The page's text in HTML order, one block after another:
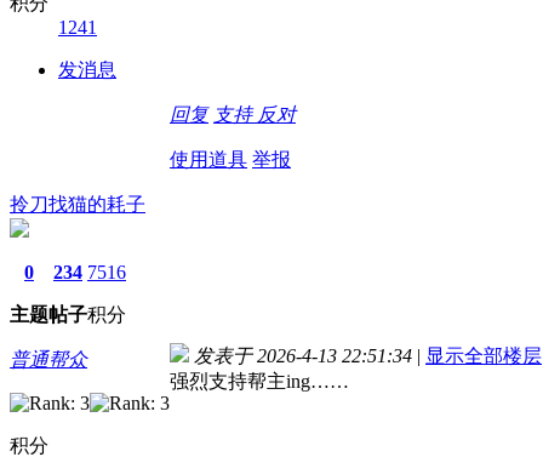
1241
发消息
回复 支持 反对
使用道具 举报
拎刀找猫的耗子
0
主题
234
帖子
7516
积分
普通帮众
积分
发表于 2026-4-13 22:51:34 | 显示全部楼层
强烈支持帮主ing……